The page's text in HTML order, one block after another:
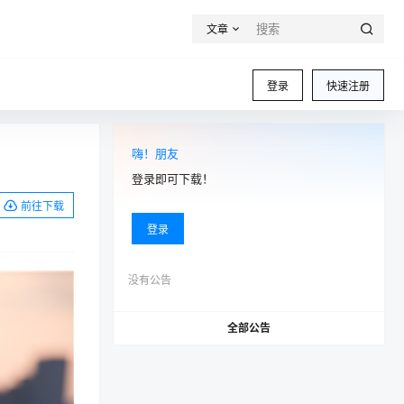
文章
登录 快速注册
前往下载
嗨！朋友
登录即可下载！
登录
没有公告
全部公告